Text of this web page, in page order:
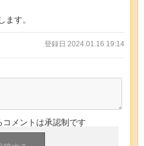
ます。
登録日 2024.01.16 19:14
コメントは承認制です